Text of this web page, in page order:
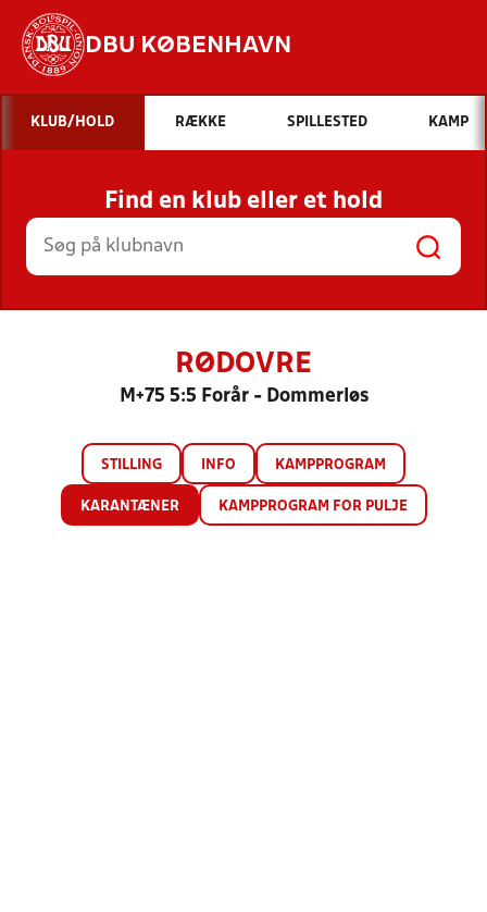
DBU KØBENHAVN
Hvad vil du søge efter?
INDHOLD OG NYHEDER
STILLINGER, RESULTATER, KLUBBER OG
HOLD
KLUB/HOLD RÆKKE SPILLESTED KAMP
Find en klub eller et hold
RØDOVRE
M+75 5:5 Forår - Dommerløs
STILLING INFO KAMPPROGRAM
KARANTÆNER KAMPPROGRAM FOR PULJE